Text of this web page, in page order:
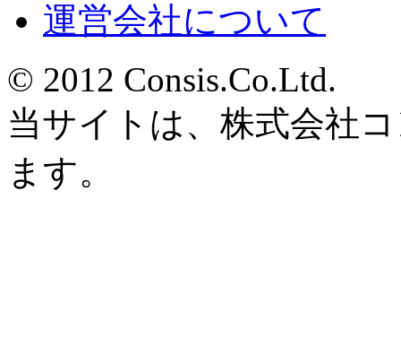
運営会社について
© 2012 Consis.Co.Ltd.
当サイトは、株式会社
ます。